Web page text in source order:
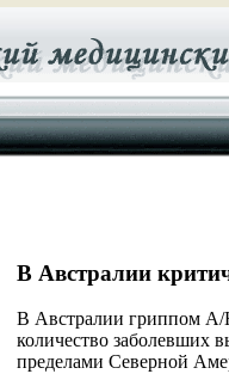
В Австралии
В Австралии гриппом A/
количество заболевших
пределами Северной